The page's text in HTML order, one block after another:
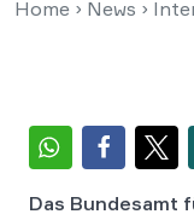
Home › News ›
Das Bundesamt